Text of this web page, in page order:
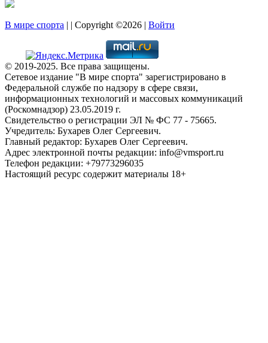
В мире спорта | | Copyright ©2026 | Войти
© 2019-2025. Все права защищены.
Сетевое издание "В мире спорта" зарегистрировано в
Федеральной службе по надзору в сфере связи,
информационных технологий и массовых коммуникаций
(Роскомнадзор) 23.05.2019 г.
Свидетельство о регистрации ЭЛ № ФС 77 - 75665.
Учредитель: Бухарев Олег Сергеевич.
Главный редактор: Бухарев Олег Сергеевич.
Адрес электронной почты редакции: info@vmsport.ru
Телефон редакции: +79773296035
Настоящий ресурс содержит материалы 18+